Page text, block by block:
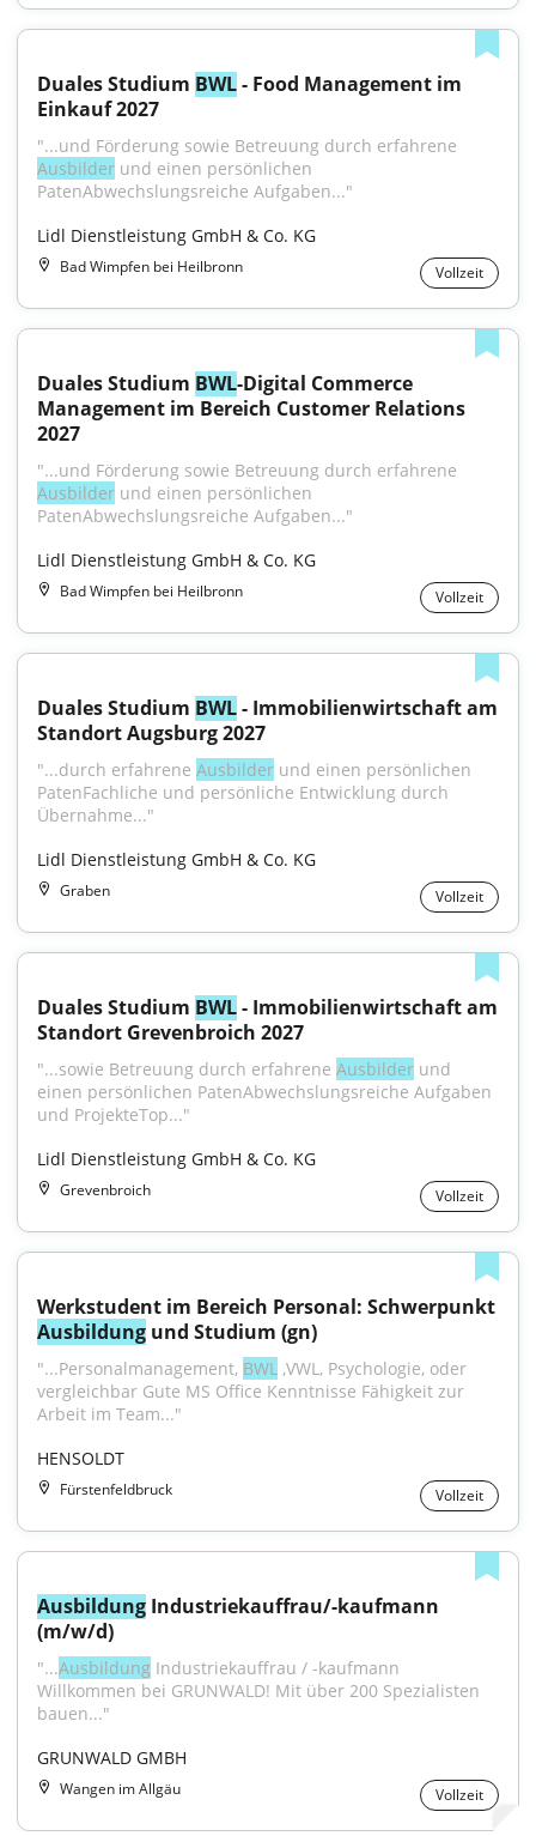
Duales Studium BWL - Food Management im
Einkauf 2027
Ausbilder und einen persönlichen
PatenAbwechslungsreiche Aufgaben..."
Lidl Dienstleistung GmbH & Co. KG
Bad Wimpfen bei Heilbronn Vollzeit
Duales Studium BWL-Digital Commerce
Management im Bereich Customer Relations
2027
Ausbilder und einen persönlichen
PatenAbwechslungsreiche Aufgaben..."
Lidl Dienstleistung GmbH & Co. KG
Bad Wimpfen bei Heilbronn Vollzeit
Duales Studium BWL - Immobilienwirtschaft am
Standort Augsburg 2027
"...durch erfahrene Ausbilder und einen persönlichen
PatenFachliche und persönliche Entwicklung durch
Übernahme..."
Lidl Dienstleistung GmbH & Co. KG
Graben Vollzeit
Duales Studium BWL - Immobilienwirtschaft am
Standort Grevenbroich 2027
"...sowie Betreuung durch erfahrene Ausbilder und
einen persönlichen PatenAbwechslungsreiche Aufgaben
und ProjekteTop..."
Lidl Dienstleistung GmbH & Co. KG
Grevenbroich Vollzeit
Ausbildung und Studium (gn)
"...Personalmanagement, BWL ,VWL, Psychologie, oder
vergleichbar Gute MS Office Kenntnisse Fähigkeit zur
Arbeit im Team..."
HENSOLDT
Fürstenfeldbruck Vollzeit
Ausbildung Industriekauffrau/-kaufmann
(m/w/d)
"...Ausbildung Industriekauffrau / -kaufmann
Willkommen bei GRUNWALD! Mit über 200 Spezialisten
bauen..."
GRUNWALD GMBH
Wangen im Allgäu Vollzeit